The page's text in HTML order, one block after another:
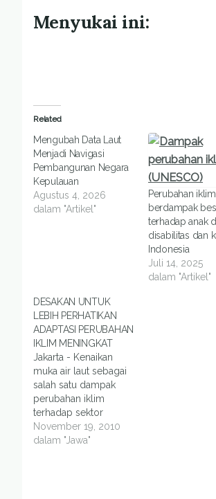
Menyukai ini:
Related
Mengubah Data Laut
Menjadi Navigasi
Pembangunan Negara
Kepulauan
Agustus 4, 2026
dalam "Artikel"
Perubahan iklim
berdampak
terhadap anak
disabilitas dan
Indonesia
Juli 14, 2025
dalam "Artikel"
DESAKAN UNTUK
LEBIH PERHATIKAN
ADAPTASI PERUBAHAN
IKLIM MENINGKAT
Jakarta - Kenaikan
muka air laut sebagai
salah satu dampak
perubahan iklim
terhadap sektor
kelautan dan pesisir
menjadi hal yang
November 19, 2010
dalam "Jawa"